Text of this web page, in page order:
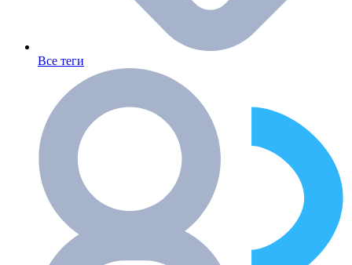
Все теги